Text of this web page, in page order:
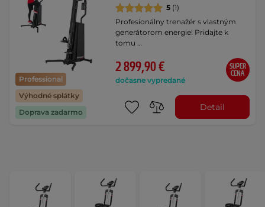
Professional
Výhodné splátky
Doprava zadarmo
5 (1)
Profesionálny trenažér s vlastným
generátorom energie! Pridajte k
tomu …
2 899,90 €
dočasne vypredané
SUPER
CENA
Detail